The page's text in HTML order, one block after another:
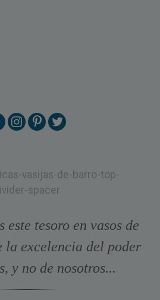
este tesoro en vasos de
la excelencia del poder
y no de nosotros...